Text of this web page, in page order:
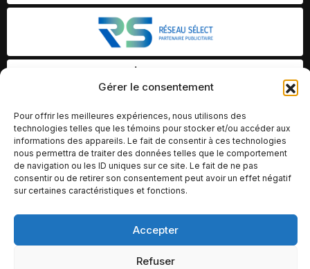
Gérer le consentement
Pour offrir les meilleures expériences, nous utilisons des
technologies telles que les témoins pour stocker et/ou accéder aux
informations des appareils. Le fait de consentir à ces technologies
nous permettra de traiter des données telles que le comportement
de navigation ou les ID uniques sur ce site. Le fait de ne pas
consentir ou de retirer son consentement peut avoir un effet négatif
sur certaines caractéristiques et fonctions.
Accepter
Refuser
© Copyright 2026 – Altomédia Inc |